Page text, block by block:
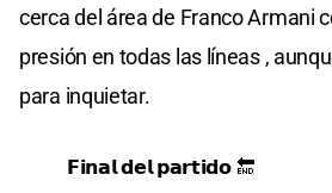
cerca del área de Franco Armani
presión en todas las líneas ,
para inquietar.
𝗙𝗶𝗻𝗮𝗹 𝗱𝗲𝗹 𝗽𝗮𝗿𝘁𝗶𝗱𝗼 🔚